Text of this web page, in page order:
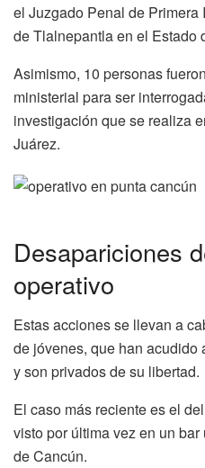
el Juzgado Penal de
de Tlalnepantla en el Estado
Asimismo, 10 personas
ministerial para ser
investigación que se realiza
Juárez.
Desapariciones
operativo
Estas acciones se llevan a
de jóvenes, que han acudido
y son privados de su libertad.
El caso más reciente es el
visto por última vez en un
de Cancún.